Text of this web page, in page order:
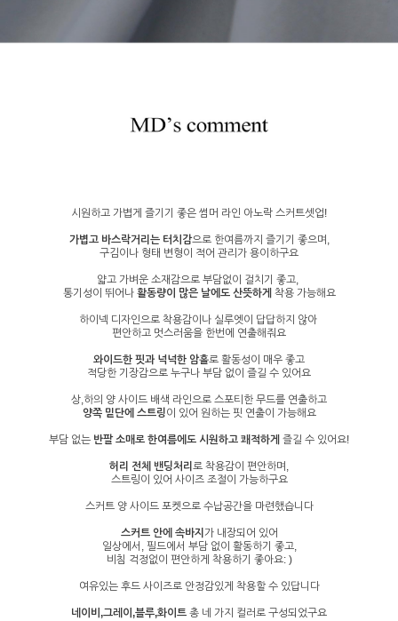
시원하고 가볍게 즐기기 좋은 썸머 라인 아노락 스커트셋업!
가볍고 바스락거리는 터치감으로 한여름까지 즐기기 좋으며,
구김이나 형태 변형이 적어 관리가 용이하구요
얇고 가벼운 소재감으로 부담없이 걸치기 좋고,
통기성이 뛰어나 활동량이 많은 날에도 산뜻하게 착용 가능해요
하이넥 디자인으로 착용감이나 실루엣이 답답하지 않아
편안하고 멋스러움을 한번에 연출해줘요
와이드한 핏과 넉넉한 암홀로 활동성이 매우 좋고
적당한 기장감으로 누구나 부담 없이 즐길 수 있어요
상,하의 양 사이드 배색 라인으로 스포티한 무드를 연출하고
양쪽 밑단에 스트링이 있어 원하는 핏 연출이 가능해요
부담 없는 반팔 소매로 한여름에도 시원하고 쾌적하게 즐길 수 있어요!
허리 전체 밴딩처리 로 착용감이 편안하며,
스트링이 있어 사이즈 조절이 가능하구요
스커트 양 사이드 포켓으로 수납공간을 마련했습니다
스커트 안에 속바지 가 내장되어 있어
일상에서, 필드에서 부담 없이 활동하기 좋고,
비침 걱정없이 편안하게 착용하기 좋아요: )
여유있는 후드 사이즈로 안정감있게 착용할 수 있답니다
네이비,그레이,블루,화이트 총 네 가지 컬러로 구성되었구요